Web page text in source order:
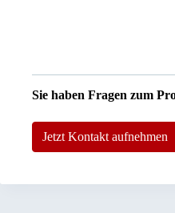
Sie haben Fragen zum
Jetzt Kontakt aufnehmen